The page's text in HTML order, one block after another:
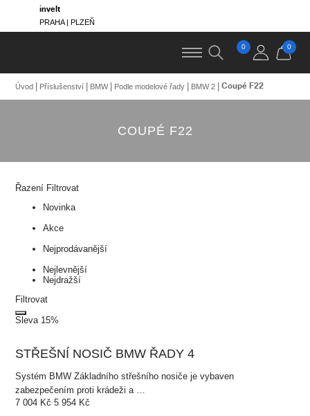
invelt
PRAHA | PLZEŇ
0 0
Úvod Příslušenství BMW Podle modelové řady BMW 2 Coupé F22
COUPÉ F22
Řazení Filtrovat
Novinka
Akce
Nejprodávanější
Nejlevnější
Nejdražší
Filtrovat
Sleva 15%
STŘEŠNÍ NOSIČ BMW ŘADY 4
Systém BMW Základního střešního nosiče je vybaven
zabezpečením proti krádeži a …
7 004 Kč5 954 Kč